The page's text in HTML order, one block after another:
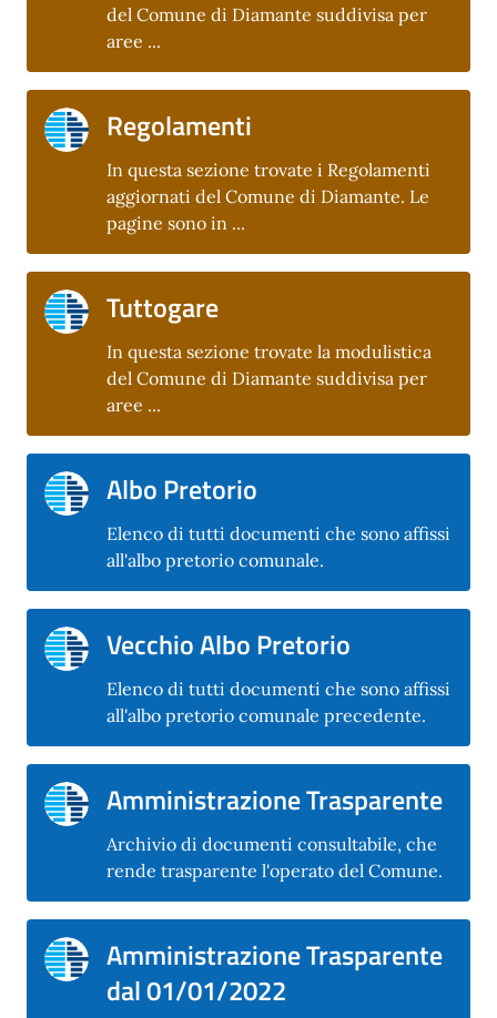
del Comune di Diamante suddivisa per
aree ...
Regolamenti
In questa sezione trovate i Regolamenti
aggiornati del Comune di Diamante. Le
pagine sono in ...
Tuttogare
In questa sezione trovate la modulistica
del Comune di Diamante suddivisa per
aree ...
Albo Pretorio
Elenco di tutti documenti che sono affissi
all'albo pretorio comunale.
Vecchio Albo Pretorio
Elenco di tutti documenti che sono affissi
all'albo pretorio comunale precedente.
Amministrazione Trasparente
Archivio di documenti consultabile, che
rende trasparente l'operato del Comune.
Amministrazione Trasparente
dal 01/01/2022